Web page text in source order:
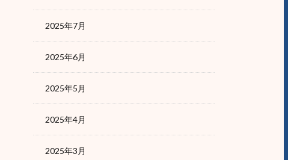
2025年7月
2025年6月
2025年5月
2025年4月
2025年3月